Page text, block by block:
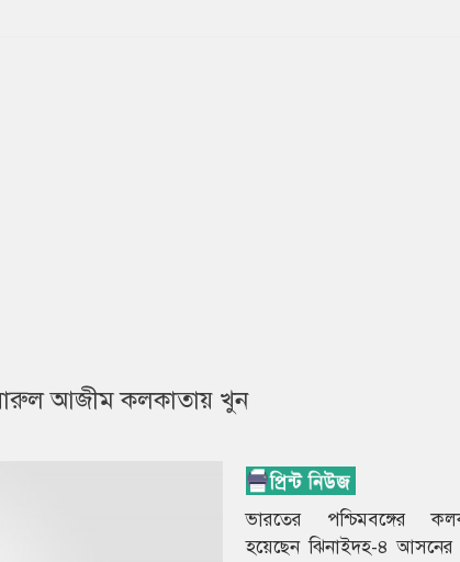
আজীম কলকাতায় খুন
ভারতের পশ্চিমবঙ্গের
হয়েছেন ঝিনাইদহ-৪